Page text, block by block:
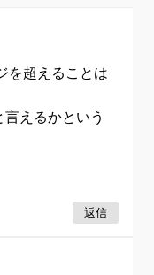
を超えることは
えるかという
返信